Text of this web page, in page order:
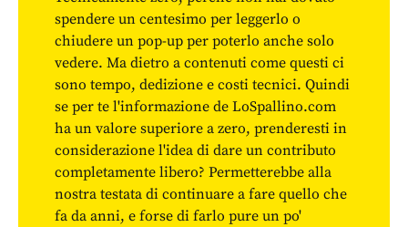
spendere un centesimo per leggerlo o
chiudere un pop-up per poterlo anche solo
vedere. Ma dietro a contenuti come questi ci
sono tempo, dedizione e costi tecnici. Quindi
se per te l'informazione de LoSpallino.com
ha un valore superiore a zero, prenderesti in
considerazione l'idea di dare un contributo
completamente libero? Permetterebbe alla
nostra testata di continuare a fare quello che
fa da anni, e forse di farlo pure un po'